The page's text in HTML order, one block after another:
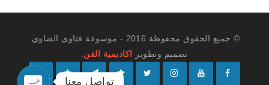
© جميع الحقوق محفوظة 2016 - موسوعة فتاوى الصاوي.
تصميم وتطوير
اكاديمية الفن
تواصل معنا